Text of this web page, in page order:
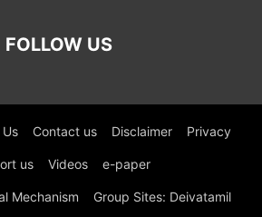
FOLLOW US
Contact us Disclaimer Privacy
us Videos e-paper
Mechanism Group Sites: Deivatamil